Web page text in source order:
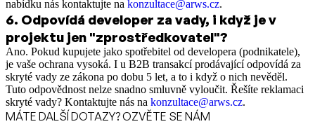
nabídku nás kontaktujte na konzultace@arws.cz.
6. Odpovídá developer za vady, i když je v
projektu jen "zprostředkovatel"?
Ano. Pokud kupujete jako spotřebitel od developera (podnikatele),
je vaše ochrana vysoká. I u B2B transakcí prodávající odpovídá za
skryté vady ze zákona po dobu 5 let, a to i když o nich nevěděl.
Tuto odpovědnost nelze snadno smluvně vyloučit. Řešíte reklamaci
skryté vady? Kontaktujte nás na konzultace@arws.cz.
MÁTE DALŠÍ DOTAZY? OZVĚTE SE NÁM